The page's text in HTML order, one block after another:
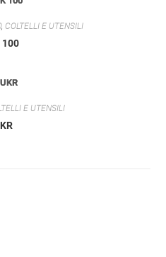
, COLTELLI E UTENSILI
100
E UTENSILI